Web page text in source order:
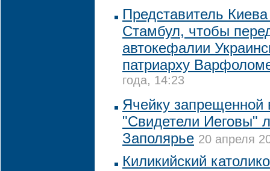
Представитель
Стамбул, чтобы
автокефалии
патриарху
года, 14:23
Ячейку запрещенной
"Свидетели Иеговы"
Заполярье 20 апреля
Киликийский